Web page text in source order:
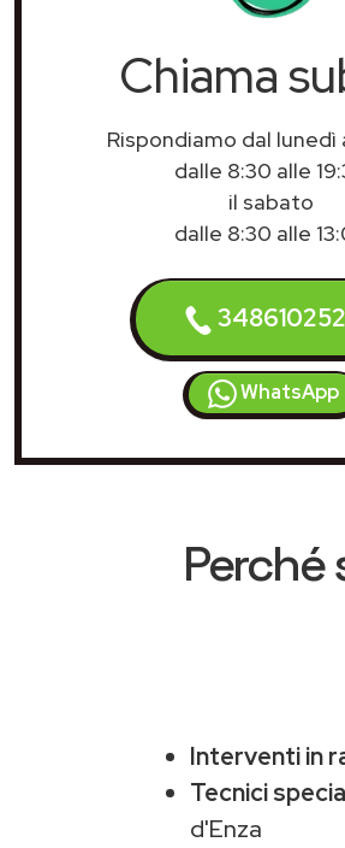
Chiama
Rispondiamo dal lunedì
dalle 8:30 alle
il sabato
dalle 8:30 alle
WhatsApp
Perché
Interventi in
Tecnici
d'Enza